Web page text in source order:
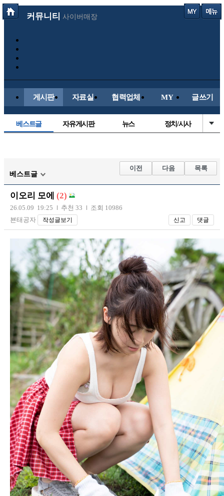
커뮤니티 사이버매장
게시판 자료실 협력업체 MY 글쓰기
베스트글 자유게시판 뉴스 정치/시사
해외축구
국내축구
베스트글
이전 다음 목록
이오리 모에 (2)
26.05.09 19:25 추천 33
조회 10986
뵨태공자
작성글보기 신고 댓글